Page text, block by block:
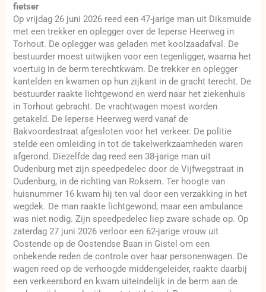
fietser
Op vrijdag 26 juni 2026 reed een 47-jarige man uit Diksmuide
met een trekker en oplegger over de Ieperse Heerweg in
Torhout. De oplegger was geladen met koolzaadafval. De
bestuurder moest uitwijken voor een tegenligger, waarna het
voertuig in de berm terechtkwam. De trekker en oplegger
kantelden en kwamen op hun zijkant in de gracht terecht. De
bestuurder raakte lichtgewond en werd naar het ziekenhuis
in Torhout gebracht. De vrachtwagen moest worden
getakeld. De Ieperse Heerweg werd vanaf de
Bakvoordestraat afgesloten voor het verkeer. De politie
stelde een omleiding in tot de takelwerkzaamheden waren
afgerond. Diezelfde dag reed een 38-jarige man uit
Oudenburg met zijn speedpedelec door de Vijfwegstraat in
Oudenburg, in de richting van Roksem. Ter hoogte van
huisnummer 16 kwam hij ten val door een verzakking in het
wegdek. De man raakte lichtgewond, maar een ambulance
was niet nodig. Zijn speedpedelec liep zware schade op. Op
zaterdag 27 juni 2026 verloor een 62-jarige vrouw uit
Oostende op de Oostendse Baan in Gistel om een
onbekende reden de controle over haar personenwagen. De
wagen reed op de verhoogde middengeleider, raakte daarbij
een verkeersbord en kwam uiteindelijk in de berm aan de